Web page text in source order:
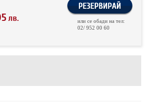
лв.
или се обади на тел:
02/ 952 00 60